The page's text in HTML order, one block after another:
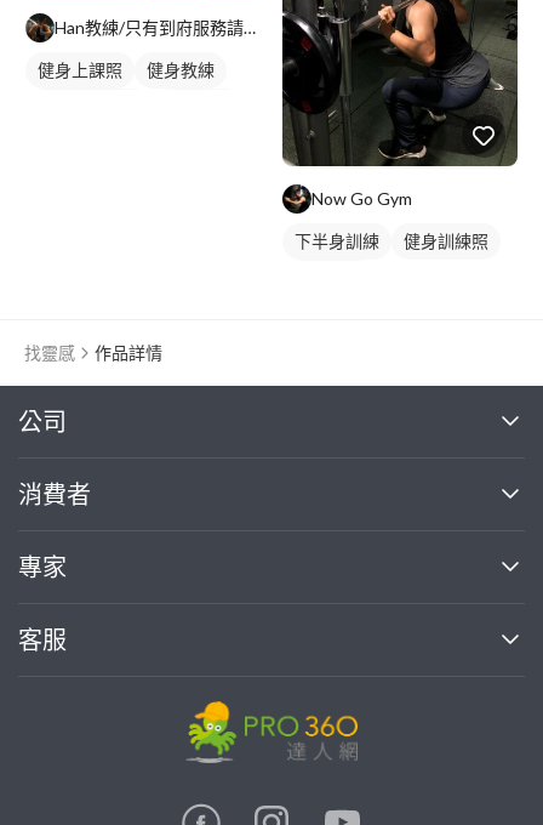
Han教練/只有到府服務請參閱簡介
健身上課照
健身教練
Now Go Gym
下半身訓練
健身訓練照
找靈感 作品詳情
公司
關於我們
部落格
加入我們
消費者
買服務
熱門服務
專家
案件中心
客服
繼續完成